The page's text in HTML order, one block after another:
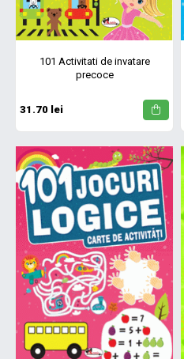
101 Activitati de invatare
precoce
31.70 lei